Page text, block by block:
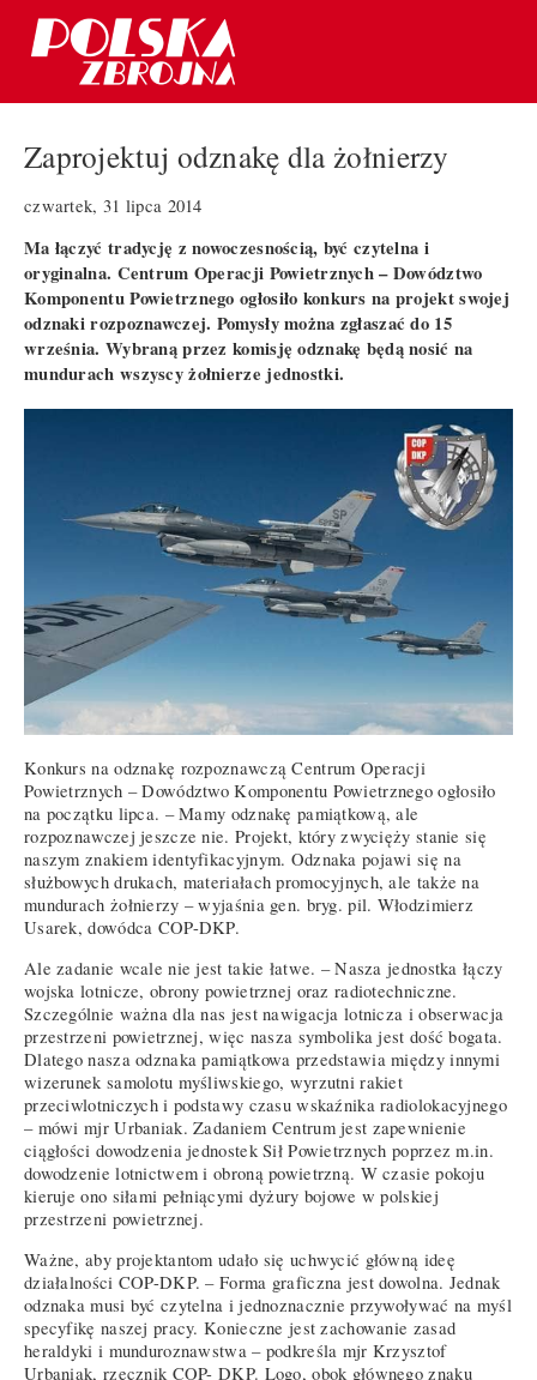
Zaprojektuj odznakę dla żołnierzy
czwartek, 31 lipca 2014
Ma łączyć tradycję z nowoczesnością, być czytelna i
oryginalna. Centrum Operacji Powietrznych – Dowództwo
Komponentu Powietrznego ogłosiło konkurs na projekt swojej
odznaki rozpoznawczej. Pomysły można zgłaszać do 15
września. Wybraną przez komisję odznakę będą nosić na
mundurach wszyscy żołnierze jednostki.
Konkurs na odznakę rozpoznawczą Centrum Operacji
Powietrznych – Dowództwo Komponentu Powietrznego ogłosiło
na początku lipca. – Mamy odznakę pamiątkową, ale
rozpoznawczej jeszcze nie. Projekt, który zwycięży stanie się
naszym znakiem identyfikacyjnym. Odznaka pojawi się na
służbowych drukach, materiałach promocyjnych, ale także na
mundurach żołnierzy – wyjaśnia gen. bryg. pil. Włodzimierz
Usarek, dowódca COP-DKP.
Ale zadanie wcale nie jest takie łatwe. – Nasza jednostka łączy
wojska lotnicze, obrony powietrznej oraz radiotechniczne.
Szczególnie ważna dla nas jest nawigacja lotnicza i obserwacja
przestrzeni powietrznej, więc nasza symbolika jest dość bogata.
Dlatego nasza odznaka pamiątkowa przedstawia między innymi
wizerunek samolotu myśliwskiego, wyrzutni rakiet
przeciwlotniczych i podstawy czasu wskaźnika radiolokacyjnego
– mówi mjr Urbaniak. Zadaniem Centrum jest zapewnienie
ciągłości dowodzenia jednostek Sił Powietrznych poprzez m.in.
dowodzenie lotnictwem i obroną powietrzną. W czasie pokoju
kieruje ono siłami pełniącymi dyżury bojowe w polskiej
przestrzeni powietrznej.
Ważne, aby projektantom udało się uchwycić główną ideę
działalności COP-DKP. – Forma graficzna jest dowolna. Jednak
odznaka musi być czytelna i jednoznacznie przywoływać na myśl
specyfikę naszej pracy. Konieczne jest zachowanie zasad
heraldyki i munduroznawstwa – podkreśla mjr Krzysztof
Urbaniak, rzecznik COP- DKP. Logo, obok głównego znaku